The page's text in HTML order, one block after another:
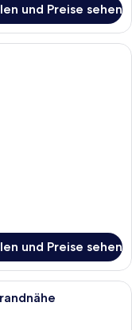
und Preise sehen
mit Blick auf das Meer
und Preise sehen
Außenbereich mit